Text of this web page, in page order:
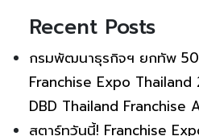
Recent Posts
กรมพัฒนาธุรกิจฯ ยกทัพ 50
Franchise Expo
DBD Thailand Franchise
สตาร์ทวันนี้! Franchise